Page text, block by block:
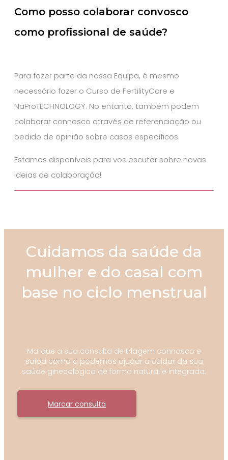
Como posso colaborar convosco
como profissional de saúde?
Para fazer parte da nossa Equipa, é mesmo
necessário fazer o Curso de FertilityCare e
NaProTECHNOLOGY. No entanto, também podem
colaborar connosco através de referenciação ou
pedido de opinião sobre casos específicos.
Estamos disponíveis para vos escutar sobre novas
ideias de colaboração!
Cuidamos da saúde da
mulher e do casal com
base no ciclo menstrual
Marque a sua consulta de triagem connosco e
saiba como a podemos ajudar a cuidar da sua
saúde ginecológica de forma natural e integrada.
Marcar consulta